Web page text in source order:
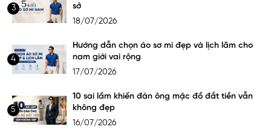
3
sở
18/07/2026
4
Hướng dẫn chọn áo sơ mi đẹp và lịch lãm cho
nam giới vai rộng
17/07/2026
5
10 sai lầm khiến đàn ông mặc đồ đắt tiền vẫn
không đẹp
16/07/2026